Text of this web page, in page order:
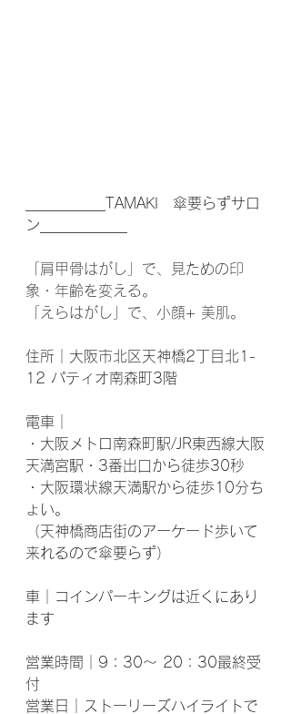
___________TAMAKI　傘要らずサロ
ン____________
「肩甲骨はがし」で、見ための印
象・年齢を変える。
「えらはがし」で、小顔+ 美肌。
住所｜大阪市北区天神橋2丁目北1-
12 パティオ南森町3階
電車｜
・大阪メトロ南森町駅/JR東西線大阪
天満宮駅・3番出口から徒歩30秒
・大阪環状線天満駅から徒歩10分ち
ょい。
（天神橋商店街のアーケード歩いて
来れるので傘要らず）
車｜コインパーキングは近くにあり
ます
営業時間｜9：30～ 20：30最終受
付
営業日｜ストーリーズハイライトで